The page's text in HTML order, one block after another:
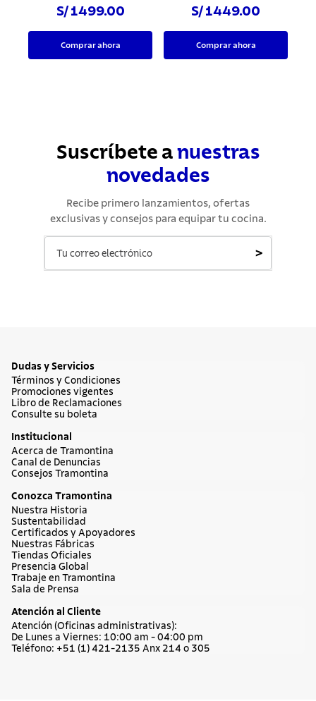
S/ 1499.00
Comprar ahora
S/ 1449.00
Comprar ahora
Suscríbete a nuestras
novedades
Recibe primero lanzamientos, ofertas
exclusivas y consejos para equipar tu cocina.
>
Dudas y Servicios
Términos y Condiciones
Promociones vigentes
Libro de Reclamaciones
Consulte su boleta
Institucional
Acerca de Tramontina
Canal de Denuncias
Consejos Tramontina
Conozca Tramontina
Nuestra Historia
Sustentabilidad
Certificados y Apoyadores
Nuestras Fábricas
Tiendas Oficiales
Presencia Global
Trabaje en Tramontina
Sala de Prensa
Atención al Cliente
Atención (Oficinas administrativas):
De Lunes a Viernes: 10:00 am - 04:00 pm
Teléfono: +51 (1) 421-2135 Anx 214 o 305